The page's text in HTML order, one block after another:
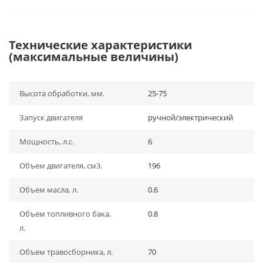
Технические характеристики
(максимальные величины)
Высота обработки, мм. 25-75
Запуск двигателя ручной/электрический
Мощность, л.с. 6
Объем двигателя, см3. 196
Объем масла, л. 0.6
Объем топливного бака,
л.
0.8
Объем травосборника, л. 70